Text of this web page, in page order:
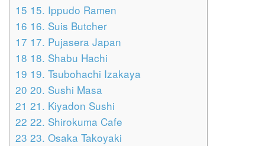
15 15. Ippudo Ramen
16 16. Suis Butcher
17 17. Pujasera Japan
18 18. Shabu Hachi
19 19. Tsubohachi Izakaya
20 20. Sushi Masa
21 21. Kiyadon Sushi
22 22. Shirokuma Cafe
23 23. Osaka Takoyaki